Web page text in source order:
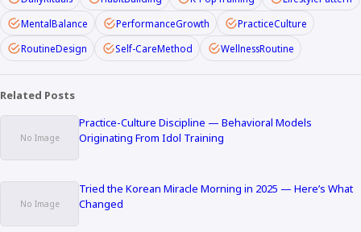
MentalBalance
PerformanceGrowth
PracticeCulture
RoutineDesign
Self-CareMethod WellnessRoutine
Related Posts
Practice-Culture Discipline — Behavioral Models
Originating From Idol Training
Tried the Korean Miracle Morning in 2025 — Here’s What
Changed